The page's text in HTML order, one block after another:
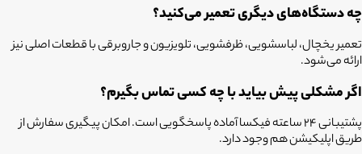
چه دستگاه‌های دیگری تعمیر می‌کنید؟
تعمیر یخچال، لباسشویی، ظرفشویی، تلویزیون و جاروبرقی با قطعات اصلی نیز
ارائه می‌شود.
اگر مشکلی پیش بیاید با چه کسی تماس بگیرم؟
پشتیبانی 24 ساعته فیکسا آماده پاسخگویی است. امکان پیگیری سفارش از
طریق اپلیکیشن هم وجود دارد.